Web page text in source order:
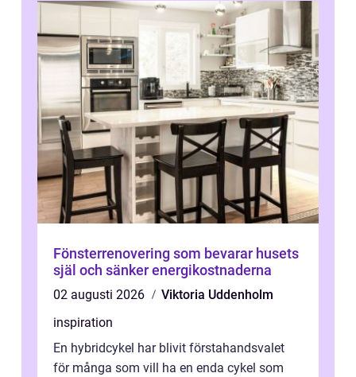
Fönsterrenovering som bevarar husets
själ och sänker energikostnaderna
02 augusti 2026
Viktoria Uddenholm
inspiration
En hybridcykel har blivit förstahandsvalet
för många som vill ha en enda cykel som